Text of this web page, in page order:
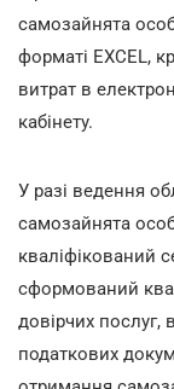
самозайнята
форматі EXCEL,
витрат в
кабінету.
У разі ведення
самозайнята
кваліфікований
сформований
довірчих
податкових